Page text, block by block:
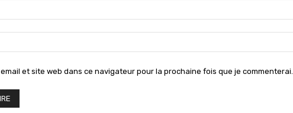
et site web dans ce navigateur pour la prochaine fois que je commenterai.